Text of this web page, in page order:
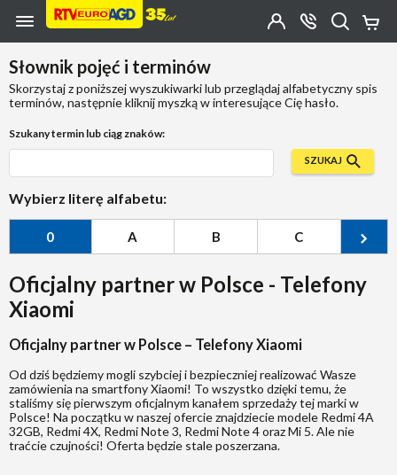
Przejdź do zawartości strony
Przejdź do wyszukiwarki
Przejdź do kategorii
Przejdź do stopki
OTWÓRZ
MENU
Moje
Konto
szukasz?
Słownik pojęć i terminów
Skorzystaj z poniższej wyszukiwarki lub przeglądaj alfabetyczny spis
terminów, następnie kliknij myszką w interesujące Cię hasło.
Szukany termin lub ciąg znaków:
SZUKAJ
Wybierz literę alfabetu:
0 A B C
Oficjalny partner w Polsce - Telefony
Xiaomi
Oficjalny partner w Polsce – Telefony Xiaomi
Od dziś będziemy mogli szybciej i bezpieczniej realizować Wasze
zamówienia na smartfony Xiaomi! To wszystko dzięki temu, że
staliśmy się pierwszym oficjalnym kanałem sprzedaży tej marki w
Polsce! Na początku w naszej ofercie znajdziecie modele Redmi 4A
32GB, Redmi 4X, Redmi Note 3, Redmi Note 4 oraz Mi 5. Ale nie
traćcie czujności! Oferta będzie stale poszerzana.